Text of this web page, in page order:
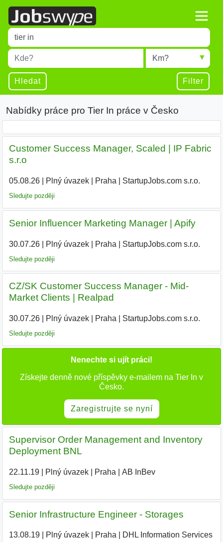
Title
Type 1 or more characters for results.
Místo
Type 1 or more characters for results.
Radius
Hledat Filter
Nabídky práce pro Tier In práce v Česko
Customer Success Manager, Scaled | IP Fabric
s.r.o
05.08.26| Plný úvazek| Praha StartupJobs.com s.r.o.
Sledujte později
Senior Influencer Marketing Manager | Apify
30.07.26| Plný úvazek| Praha StartupJobs.com s.r.o.
Sledujte později
CZ/SK Customer Success Manager - Mid-
Market Clients | Realpad
30.07.26| Plný úvazek| Praha StartupJobs.com s.r.o.
Sledujte později
Nenechte si ujít práci!
Získejte denně nové příspěvky e-mailem na Tier In v
Česko.
Zaregistrujte se nyní
Supervisor Order Management and Inventory
Deployment BNL
22.11.19| Plný úvazek| Praha AB InBev|
Sledujte později
Senior Infrastructure Engineer - Storages
13.08.19| Plný úvazek| Praha DHL Information Services|